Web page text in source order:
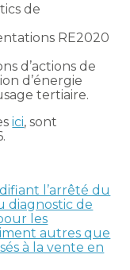
de
RE2020
d’actions de
d’énergie
tertiaire.
ici, sont
l’arrêté du
diagnostic de
les
autres que
à la vente en